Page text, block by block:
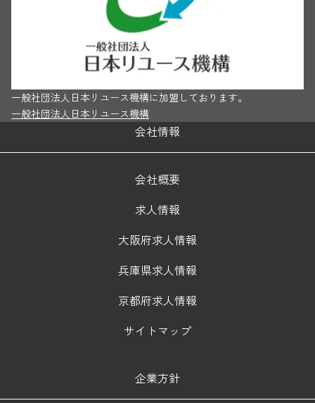
一般社団法人日本リユース機構に加盟しております。
一般社団法人日本リユース機構
会社情報
会社概要
求人情報
大阪府求人情報
兵庫県求人情報
京都府求人情報
サイトマップ
企業方針